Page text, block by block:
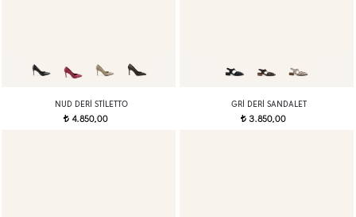
NUD DERI STILETTO
t4.850,00
GRI DERI SANDALET
t3.850,00